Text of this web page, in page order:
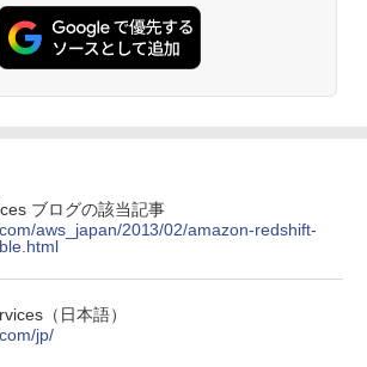
ブログの該当記事
aws_japan/2013/02/amazon-redshift-
（日本語）
jp/